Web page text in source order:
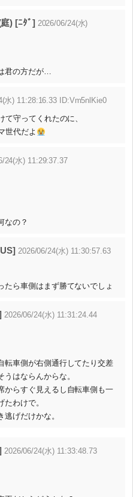
) [ﾆﾀﾞ] 2026/06/24(水)
君の方だが…
水) 11:28:16.33 ID:Vm5nlKie0
守ってくれたのに、
世代だよ
24(水) 11:29:37.37
なの？
2026/06/24(水) 11:30:57.63
たら車側はまず勝てないでしょ
2026/06/24(水) 11:31:24.44
転車側が右側通行してたり交差
はならんからな。
からすぐ見えるし自転車側も一
わけで。
げだけかな。
2026/06/24(水) 11:33:48.73